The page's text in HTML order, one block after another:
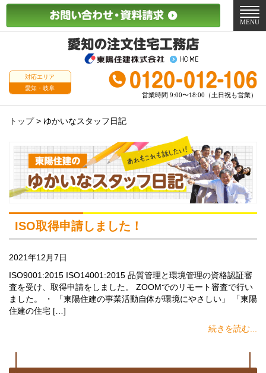
対応エリア
愛知・岐阜
営業時間 9:00〜18:00（土日祝も営業）
メ
ニ
MENU
トップ> ゆかいなスタッフ日記
ISO取得申請しました！
2021年12月7日
ISO9001:2015 ISO14001:2015 品質管理と環境管理の資格認証審
査を受け、取得申請をしました。 ZOOMでのリモート審査で行い
ました。 ・ 「東陽住建の事業活動自体が環境にやさしい」 「東陽
住建の住宅 […]
続きを読む...